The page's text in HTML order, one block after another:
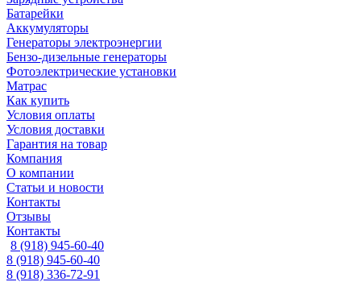
Батарейки
Аккумуляторы
Генераторы электроэнергии
Бензо-дизельные генераторы
Фотоэлектрические установки
Матрас
Как купить
Условия оплаты
Условия доставки
Гарантия на товар
Компания
О компании
Статьи и новости
Контакты
Отзывы
Контакты
8 (918) 945-60-40
8 (918) 945-60-40
8 (918) 336-72-91